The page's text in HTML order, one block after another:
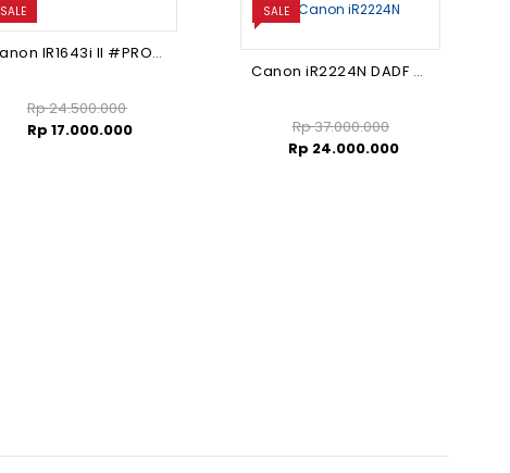
SALE
Canon IR1643i II #PROMO#
Rp24.500.000
Rp 17.000.000
SALE
Canon iR2224N DADF #PROMO# FREE MEJA
Rp37.000.000
Rp 24.000.000